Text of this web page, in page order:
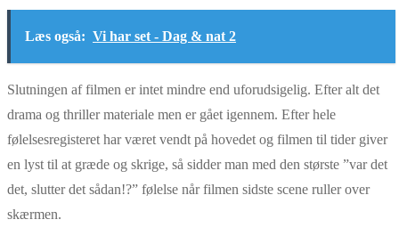
Læs også: Vi har set - Dag & nat 2
Slutningen af filmen er intet mindre end uforudsigelig. Efter alt det
drama og thriller materiale men er gået igennem. Efter hele
følelsesregisteret har været vendt på hovedet og filmen til tider giver
en lyst til at græde og skrige, så sidder man med den største ”var det
det, slutter det sådan!?” følelse når filmen sidste scene ruller over
skærmen.